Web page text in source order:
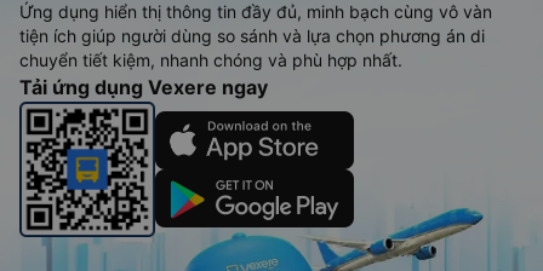
Ứng dụng hiển thị thông tin đầy đủ, minh bạch cùng vô vàn
tiện ích giúp người dùng so sánh và lựa chọn phương án di
chuyển tiết kiệm, nhanh chóng và phù hợp nhất.
Tải ứng dụng Vexere ngay